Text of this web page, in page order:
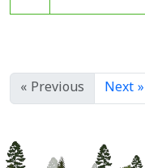
« Previous Next »